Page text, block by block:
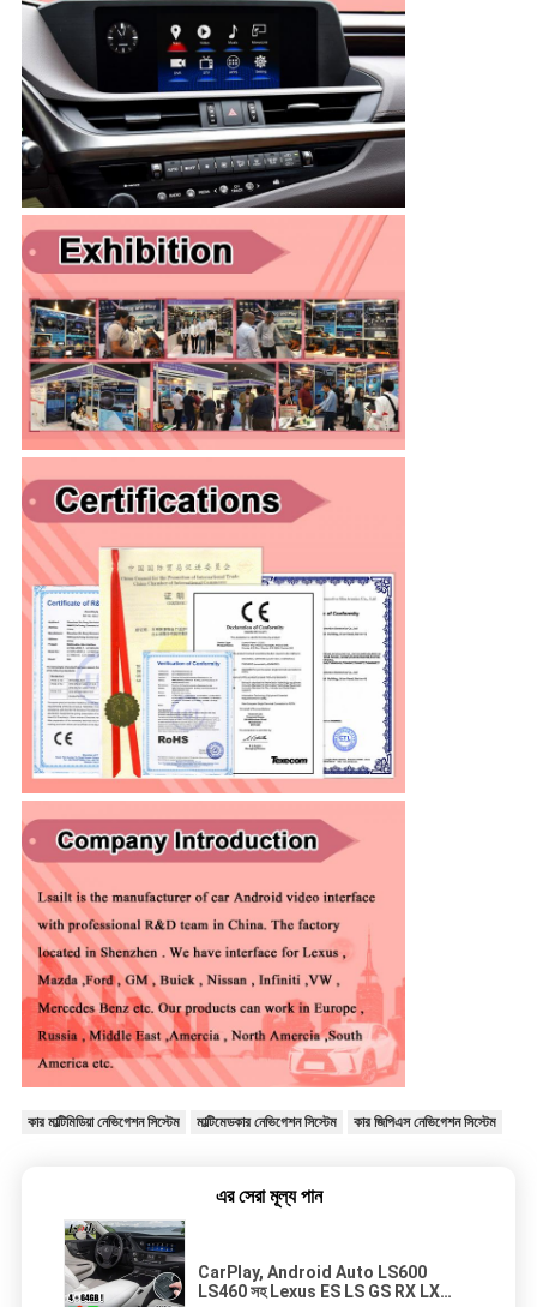
কার মাল্টিমিডিয়া নেভিগেশন সিস্টেম মাল্টিমেডকার নেভিগেশন সিস্টেম কার জিপিএস নেভিগেশন সিস্টেম
এর সেরা মূল্য পান
CarPlay, Android Auto LS600
LS460 সহ Lexus ES LS GS RX LX